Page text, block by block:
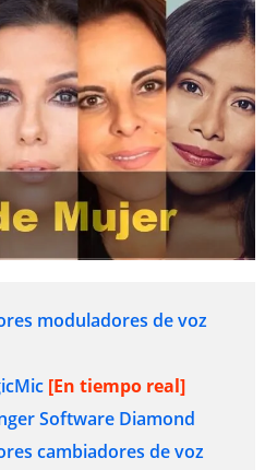
moduladores de voz
[En tiempo real]
Software Diamond
cambiadores de voz